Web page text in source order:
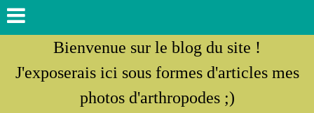
Bienvenue sur le blog du site !
J'exposerais ici sous formes d'articles mes
photos d'arthropodes ;)